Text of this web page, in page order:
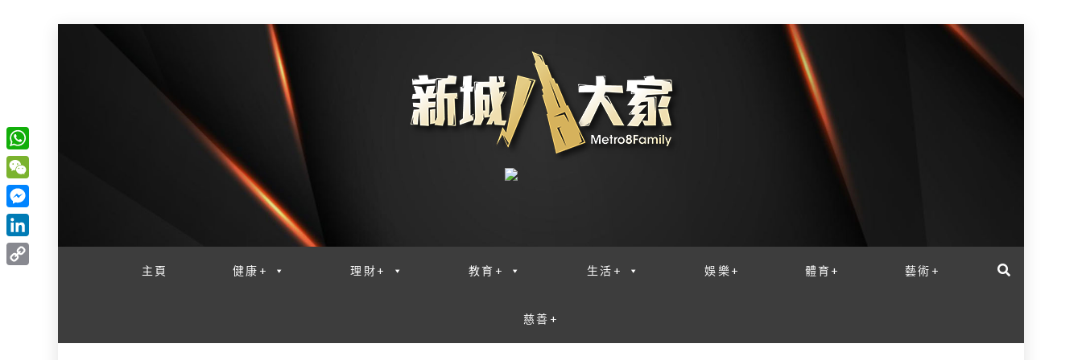
主頁 健康+ 理財+ 教育+ 生活+ 娛樂+ 體育+ 藝術+
慈善+
W
h
a
t
s
W
e
C
h
M
e
s
L
i